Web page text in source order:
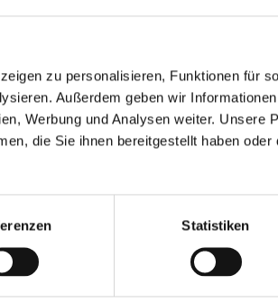
zu personalisieren, Funktionen für
Außerdem geben wir
Werbung und Analysen weiter. Unsere
die Sie ihnen bereitgestellt haben
Statistiken
jedem Winkel des Langhe
Blick aufs Wetter in Echtzeit.